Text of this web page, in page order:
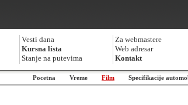
Vesti dana
Kursna lista
Stanje na putevima
Za webmastere
Web adresar
Kontakt
Pocetna Vreme Film Specifikacije